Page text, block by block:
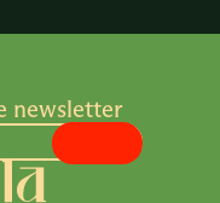
newsletter